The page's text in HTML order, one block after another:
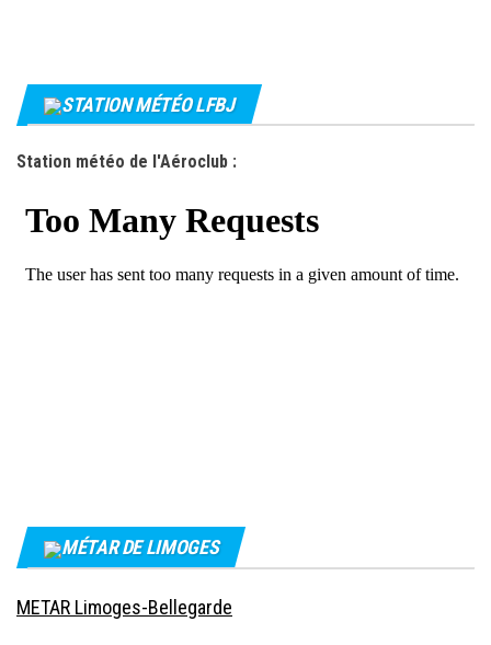
STATION MÉTÉO LFBJ
Station météo de l'Aéroclub :
MÉTAR DE LIMOGES
METAR Limoges-Bellegarde